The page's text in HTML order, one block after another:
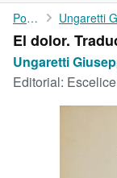
Mi cuenta
Consultar mis
Búsqueda
Arte y
Portada
El dolor.
Ungaretti
Editorial: